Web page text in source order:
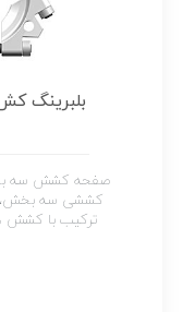
صفحه کشش سه
ترکیب با کشش